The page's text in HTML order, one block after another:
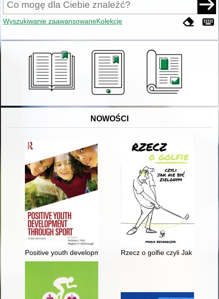
Wyszukiwanie zaawansowaneKolekcje
NOWOŚCI
Positive youth development through sportRzecz o golfie czyli Jak nie być